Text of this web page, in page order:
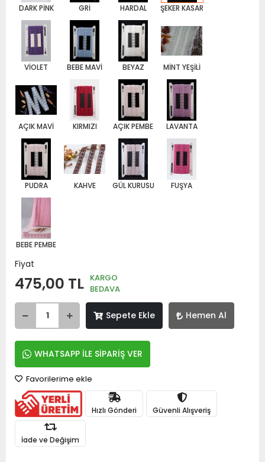
DARK PİNK GRİ HARDAL ŞEKER KASAR
VİOLET BEBE MAVİ BEYAZ MİNT YEŞİLİ
AÇIK MAVİ KIRMIZI AÇIK PEMBE LAVANTA
PUDRA KAHVE GÜL KURUSU FUŞYA
BEBE PEMBE
Fiyat
475,00 TL KARGO
BEDAVA
Sepete Ekle Hemen Al
WHATSAPP İLE SİPARİŞ VER
Favorilerime ekle
Hızlı Gönderi Güvenli Alışveriş
İade ve Değişim